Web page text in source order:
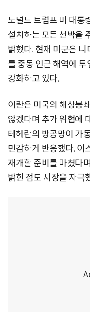
도널드 트럼프 미 대통
설치하는 모든 선박을
밝혔다. 현재 미군은
를 중동 인근 해역에
강화하고 있다.
이란은 미국의 해상봉
않겠다며 추가 위협에
테헤란의 방공망이 가
민감하게 반응했다. 이
재개할 준비를 마쳤다
밝힌 점도 시장을 자극